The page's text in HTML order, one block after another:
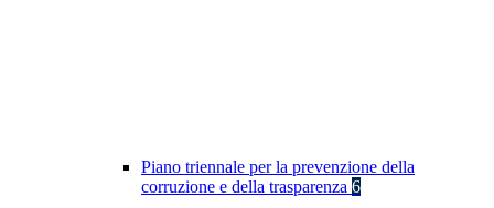
Piano triennale per la prevenzione della
corruzione e della trasparenza 6